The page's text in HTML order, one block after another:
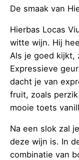
De smaak van
Hierbas Locas
witte wijn. Hij
Als je goed kijkt,
Expressieve
dacht je van
fruit, zoals
mooie toets
Na een slok zal
deze wijn is. In
combinatie van